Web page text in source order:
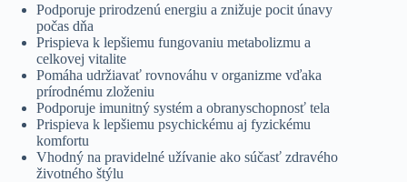
Podporuje prirodzenú energiu a znižuje pocit únavy
počas dňa
Prispieva k lepšiemu fungovaniu metabolizmu a
celkovej vitalite
Pomáha udržiavať rovnováhu v organizme vďaka
prírodnému zloženiu
Podporuje imunitný systém a obranyschopnosť tela
Prispieva k lepšiemu psychickému aj fyzickému
komfortu
Vhodný na pravidelné užívanie ako súčasť zdravého
životného štýlu